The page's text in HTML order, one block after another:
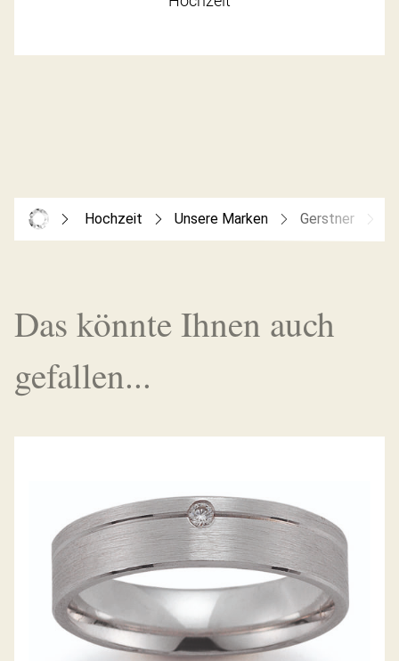
Hochzeit Unsere Marken Gerstner
Das könnte Ihnen auch
gefallen...
GERSTNER TRAURINGE